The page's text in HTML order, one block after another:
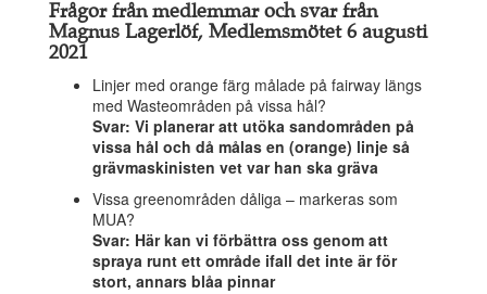
Frågor från medlemmar och svar från
Magnus Lagerlöf, Medlemsmötet 6 augusti
2021
Linjer med orange färg målade på fairway längs
med Wasteområden på vissa hål?
Svar: Vi planerar att utöka sandområden på
vissa hål och då målas en (orange) linje så
grävmaskinisten vet var han ska gräva
Vissa greenområden dåliga – markeras som
MUA?
Svar: Här kan vi förbättra oss genom att
spraya runt ett område ifall det inte är för
stort, annars blåa pinnar